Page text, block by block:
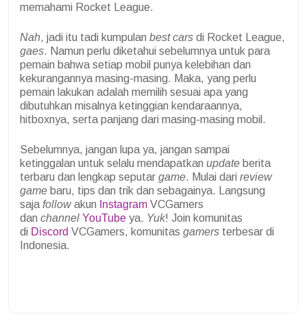
memahami Rocket League.
Nah, jadi itu tadi kumpulan best cars di Rocket League,
gaes. Namun perlu diketahui sebelumnya untuk para
pemain bahwa setiap mobil punya kelebihan dan
kekurangannya masing-masing. Maka, yang perlu
pemain lakukan adalah memilih sesuai apa yang
dibutuhkan misalnya ketinggian kendaraannya,
hitboxnya, serta panjang dari masing-masing mobil.
Sebelumnya, jangan lupa ya, jangan sampai
ketinggalan untuk selalu mendapatkan update berita
terbaru dan lengkap seputar game. Mulai dari review
game baru, tips dan trik dan sebagainya. Langsung
saja followakun Instagram VCGamers
dan channel YouTube ya. Yuk! Join komunitas
di Discord VCGamers, komunitas gamers terbesar di
Indonesia.